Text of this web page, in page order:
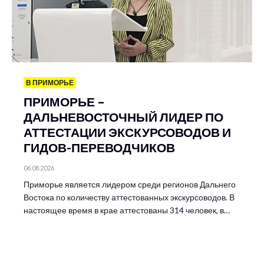
В ПРИМОРЬЕ
ПРИМОРЬЕ –
ДАЛЬНЕВОСТОЧНЫЙ ЛИДЕР ПО
АТТЕСТАЦИИ ЭКСКУРСОВОДОВ И
ГИДОВ-ПЕРЕВОДЧИКОВ
06.08.2026
Приморье является лидером среди регионов Дальнего
Востока по количеству аттестованных экскурсоводов. В
настоящее время в крае аттестованы 314 человек, в…